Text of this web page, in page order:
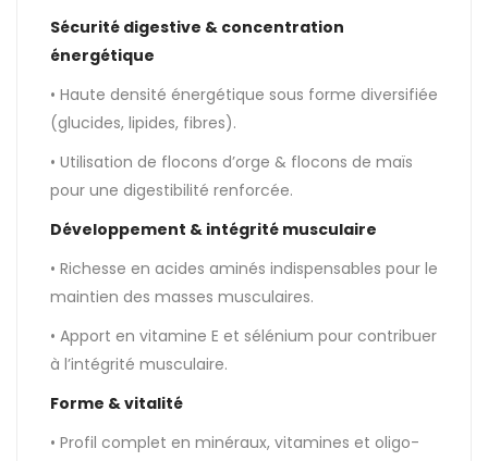
Sécurité digestive & concentration
énergétique
• Haute densité énergétique sous forme diversifiée
(glucides, lipides, fibres).
• Utilisation de flocons d’orge & flocons de maïs
pour une digestibilité renforcée.
Développement & intégrité musculaire
• Richesse en acides aminés indispensables pour le
maintien des masses musculaires.
• Apport en vitamine E et sélénium pour contribuer
à l’intégrité musculaire.
Forme & vitalité
• Profil complet en minéraux, vitamines et oligo-